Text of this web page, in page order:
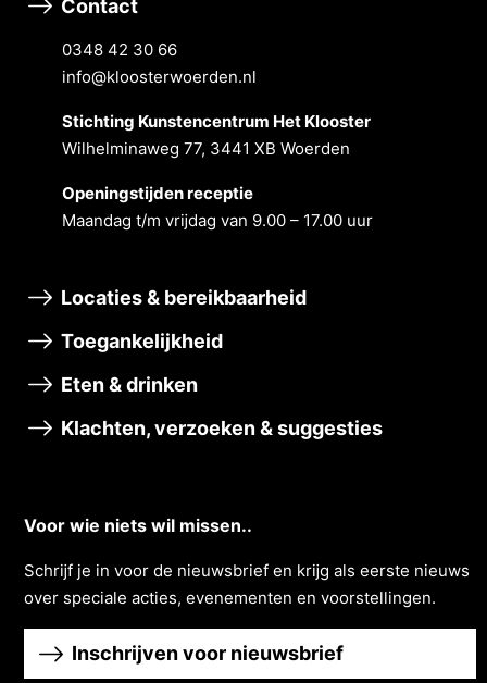
Contact
0348 42 30 66
info@kloosterwoerden.nl
Stichting Kunstencentrum Het Klooster
Wilhelminaweg 77, 3441 XB Woerden
Openingstĳden receptie
Maandag t/m vrĳdag van 9.00 – 17.00 uur
Locaties & bereikbaarheid
Toegankelijkheid
Eten & drinken
Klachten, verzoeken & suggesties
Voor wie niets wil missen..
Schrĳf je in voor de nieuwsbrief en krĳg als eerste nieuws
over speciale acties, evenementen en voorstellingen.
Inschrijven voor nieuwsbrief